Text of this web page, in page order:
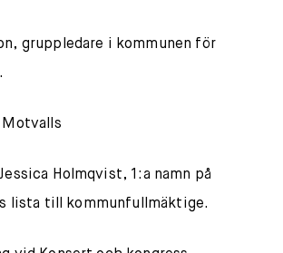
gruppledare i kommunen för
Motvalls
Holmqvist, 1:a namn på
lista till kommunfullmäktige.